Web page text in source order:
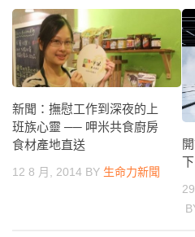
新聞：撫慰工作到深夜的上
班族心靈 ── 呷米共食廚房
食材產地直送
12 8 月, 2014 BY 生命力新聞